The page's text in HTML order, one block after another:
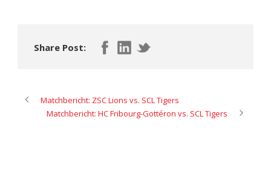
Share Post:
Matchbericht: ZSC Lions vs. SCL Tigers
Matchbericht: HC Fribourg-Gottéron vs. SCL Tigers